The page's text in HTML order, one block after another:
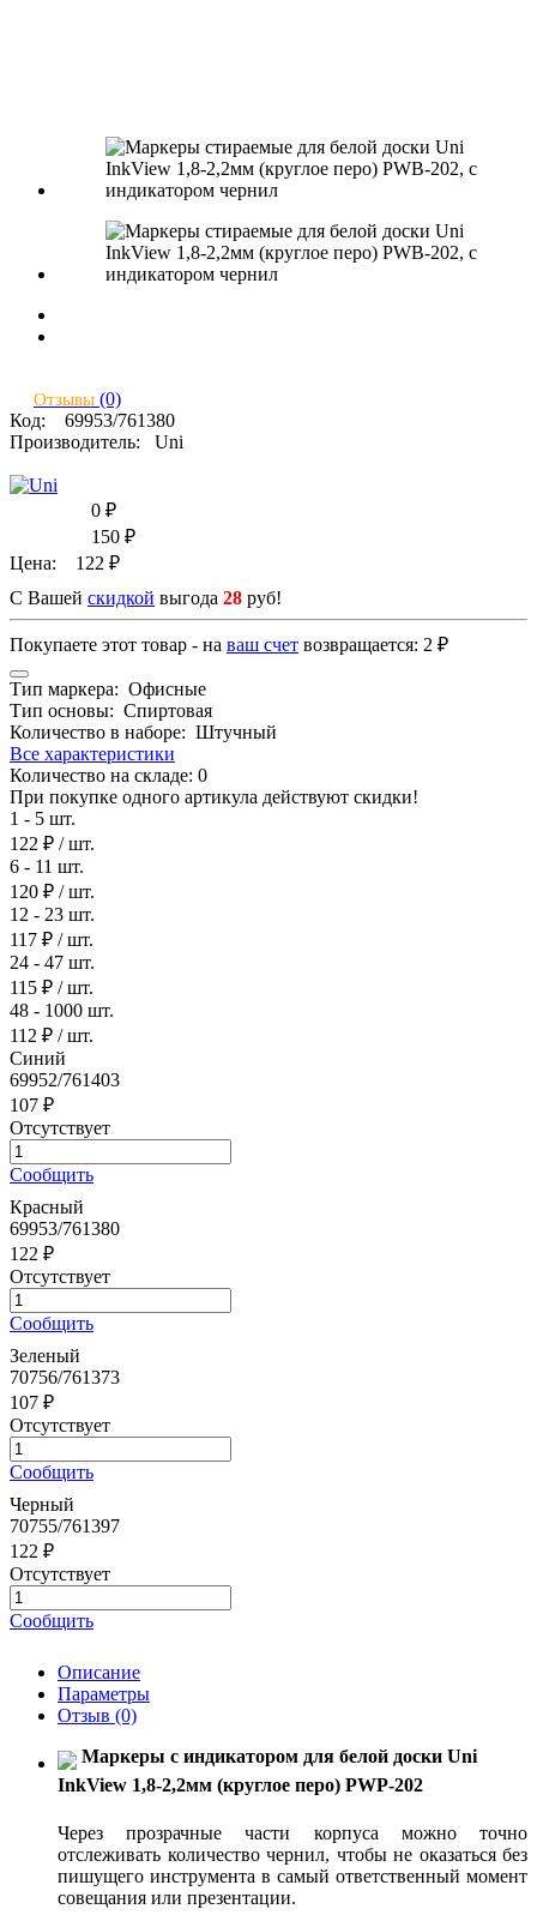
Отзывы (0)
Код: 69953/761380
Производитель: Uni
0 ₽
150 ₽
Цена: 122 ₽
C Вашей скидкой выгода 28 руб!
Покупаете этот товар - на ваш счет возвращается: 2 ₽
Тип маркера: Офисные
Тип основы: Спиртовая
Количество в наборе: Штучный
Все характеристики
Количество на складе: 0
При покупке одного артикула действуют скидки!
1 - 5 шт.
122 ₽ / шт.
6 - 11 шт.
120 ₽ / шт.
12 - 23 шт.
117 ₽ / шт.
24 - 47 шт.
115 ₽ / шт.
48 - 1000 шт.
112 ₽ / шт.
Синий
69952/761403
107 ₽
Отсутствует
Сообщить
Красный
69953/761380
122 ₽
Отсутствует
Сообщить
Зеленый
70756/761373
107 ₽
Отсутствует
Сообщить
Черный
70755/761397
122 ₽
Отсутствует
Сообщить
Описание
Параметры
Отзыв (0)
Маркеры с индикатором для белой доски Uni
InkView 1,8-2,2мм (круглое перо) PWP-202
Через прозрачные части корпуса можно точно
отслеживать количество чернил, чтобы не оказаться без
пишущего инструмента в самый ответственный момент
совещания или презентации.